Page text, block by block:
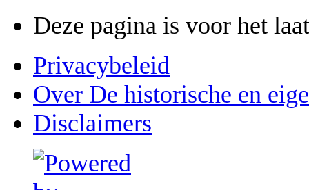
Deze pagina is voor het
Privacybeleid
Over De historische en
Disclaimers